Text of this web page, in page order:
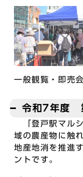
一般観覧・即売
令和7年度
「登戸駅マル
域の農産物に触
地産地消を推進
ントです。